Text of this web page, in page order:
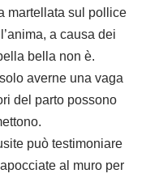
martellata sul pollice
a causa dei
bella non è.
averne una vaga
del parto possono
può testimoniare
al muro per